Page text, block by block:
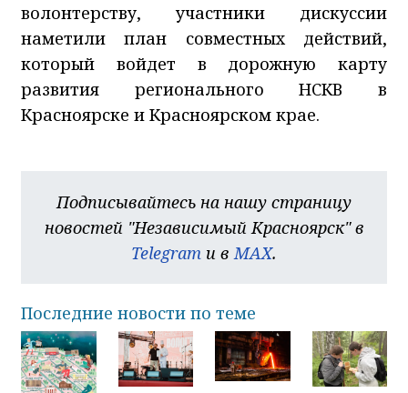
волонтерству, участники дискуссии
наметили план совместных действий,
который войдет в дорожную карту
развития регионального НСКВ в
Красноярске и Красноярском крае.
Подписывайтесь на нашу страницу
новостей "Независимый Красноярск" в
Telegram и в MAX.
Последние новости по теме